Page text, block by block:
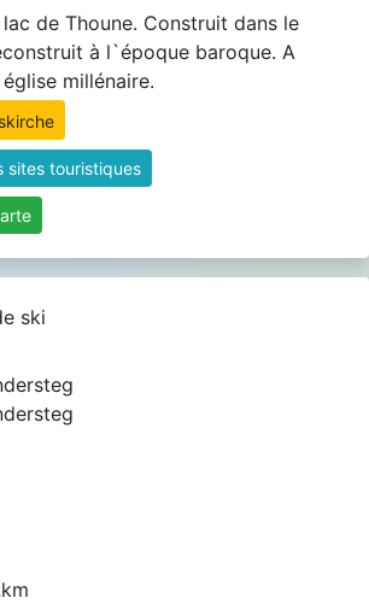
de Thoune. Construit dans le
à l`époque baroque. A
millénaire.
sites touristiques
ski
km